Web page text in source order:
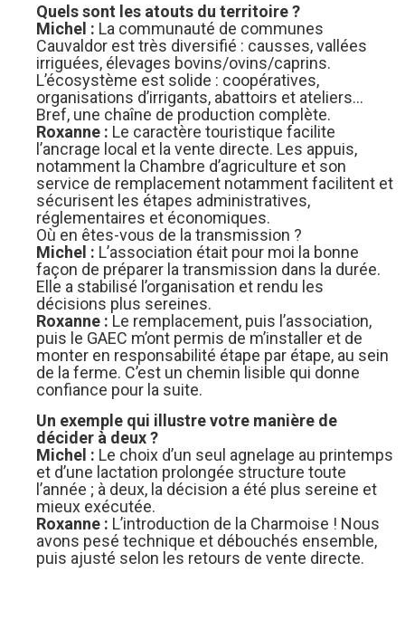
Quels sont les atouts du territoire ?
Michel : La communauté de communes
Cauvaldor est très diversifié : causses, vallées
irriguées, élevages bovins/ovins/caprins.
L’écosystème est solide : coopératives,
organisations d’irrigants, abattoirs et ateliers…
Bref, une chaîne de production complète.
Roxanne : Le caractère touristique facilite
l’ancrage local et la vente directe. Les appuis,
notamment la Chambre d’agriculture et son
service de remplacement notamment facilitent et
sécurisent les étapes administratives,
réglementaires et économiques.
Où en êtes-vous de la transmission ?
Michel : L’association était pour moi la bonne
façon de préparer la transmission dans la durée.
Elle a stabilisé l’organisation et rendu les
décisions plus sereines.
Roxanne : Le remplacement, puis l’association,
puis le GAEC m’ont permis de m’installer et de
monter en responsabilité étape par étape, au sein
de la ferme. C’est un chemin lisible qui donne
confiance pour la suite.
Un exemple qui illustre votre manière de
décider à deux ?
Michel : Le choix d’un seul agnelage au printemps
et d’une lactation prolongée structure toute
l’année ; à deux, la décision a été plus sereine et
mieux exécutée.
Roxanne : L’introduction de la Charmoise ! Nous
avons pesé technique et débouchés ensemble,
puis ajusté selon les retours de vente directe.